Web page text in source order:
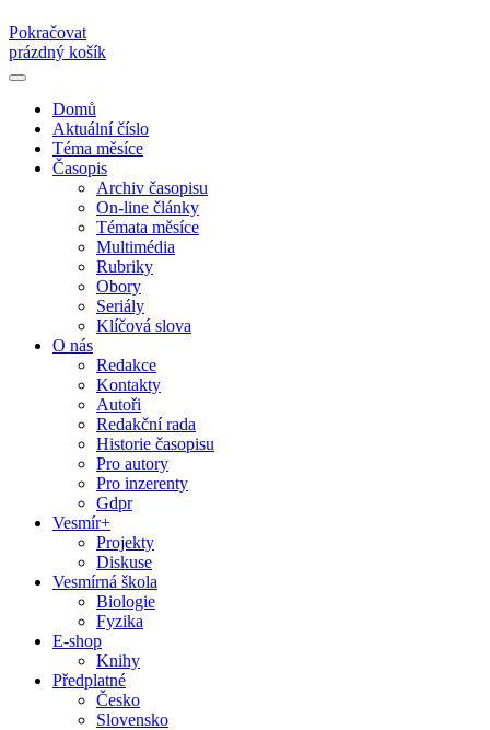
Pokračovat
prázdný košík
Domů
Aktuální číslo
Téma měsíce
Časopis
Archiv časopisu
On-line články
Témata měsíce
Multimédia
Rubriky
Obory
Seriály
Klíčová slova
O nás
Redakce
Kontakty
Autoři
Redakční rada
Historie časopisu
Pro autory
Pro inzerenty
Gdpr
Vesmír+
Projekty
Diskuse
Vesmírná škola
Biologie
Fyzika
E-shop
Knihy
Předplatné
Česko
Slovensko